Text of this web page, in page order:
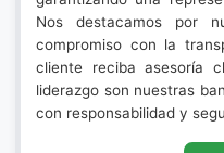
Nos destacamos por
compromiso con la
cliente reciba asesoría
liderazgo son nuestras
con responsabilidad y